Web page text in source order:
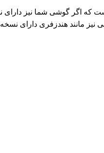
دارای نسخه 6.3 بلوتوث باشد.